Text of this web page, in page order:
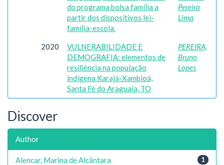
do programa bolsa família a
partir dos dispositivos lei-
família-escola.
Pereira
Lima
2020
VULNERABILIDADE E
DEMOGRAFIA: elementos de
resiliência na população
indígena Karajá-Xambioá,
Santa Fé do Araguaia, TO
PEREIRA,
Bruno
Lopes
Discover
Author
1
Alencar, Marina de Alcântara